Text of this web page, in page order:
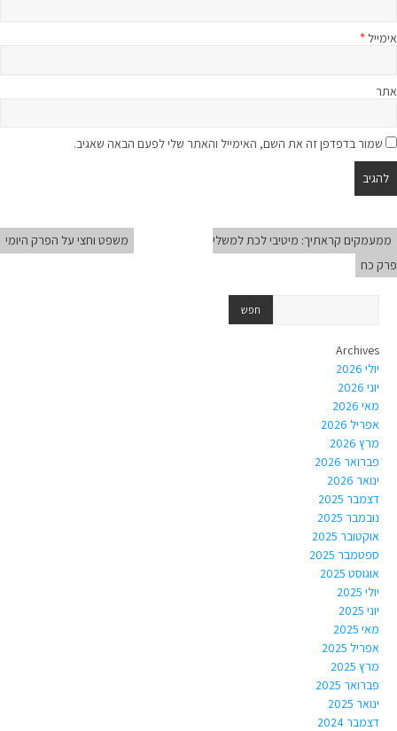
אימייל *
אתר
שמור בדפדפן זה את השם, האימייל והאתר שלי לפעם הבאה שאגיב.
ממעמקים קראתיך: מיטיבי לכת למשלי
פרק כח
משפט וחצי על הפרק היומי
Archives
יולי 2026
יוני 2026
מאי 2026
אפריל 2026
מרץ 2026
פברואר 2026
ינואר 2026
דצמבר 2025
נובמבר 2025
אוקטובר 2025
ספטמבר 2025
אוגוסט 2025
יולי 2025
יוני 2025
מאי 2025
אפריל 2025
מרץ 2025
פברואר 2025
ינואר 2025
דצמבר 2024